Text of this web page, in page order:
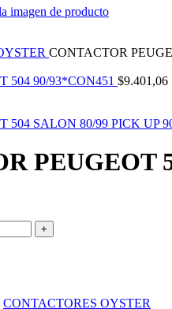
CONTACTOR
504 90/93*CON451 $9.401,06
504 SALON 80/99 PICK UP
PEUGEOT
CONTACTORES OYSTER